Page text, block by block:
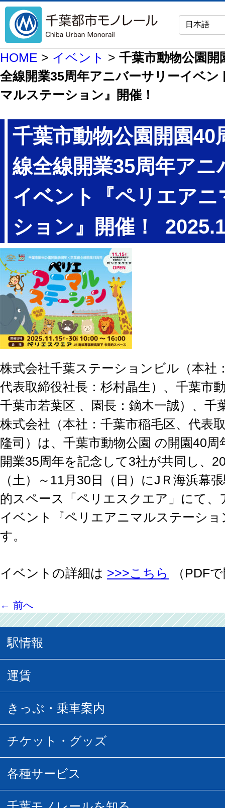
HOME > イベント > 千葉市動物公園開
全線開業35周年アニバーサリーイベン
マルステーション』開催！
千葉市動物公園開園40
線全線開業35周年アニ
イベント『ペリエアニ
ション』開催！
株式会社千葉ステーションビル（本社
代表取締役社長：杉村晶生）、千葉市
千葉市若葉区 、園長：鏑木一誠）、千
株式会社（本社：千葉市稲毛区、代表
隆司）は、千葉市動物公園 の開園40周
開業35周年を記念して3社が共同し、
（土）～11月30日（日）にJＲ海浜幕
的スペース「ペリエスクエア」にて、
イベント『ペリエアニマルステーショ
す。
イベントの詳細は >>>こちら （PDF
← 前へ
駅情報
駅情報
所要時間
空の散歩道
URBAN FLYER時刻表
運賃
普通運賃
団体乗車
きっぷ・乗車案内
乗車券の種類
フリーきっぷ
チケット・グッズ
駅窓口販売チケット
各種サービス
モノちゃんトラベル